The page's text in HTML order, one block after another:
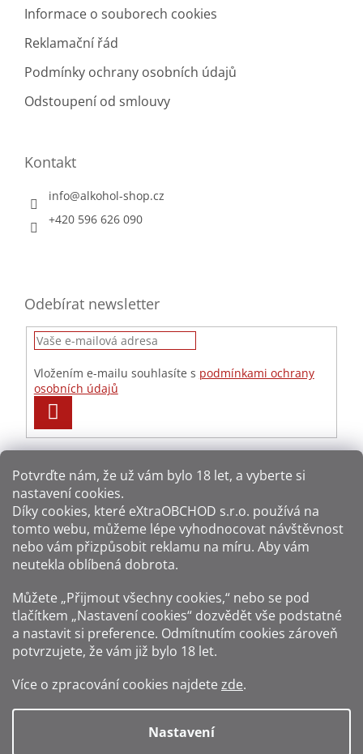
Potvrďte nám​​, že už vám bylo 18 let, a vyberte si
nastavení cookies.
Díky cookies, které eXtraOBCHOD s.r.o. používá na
tomto webu, můžeme lépe vyhodnocovat návštěvnost
nebo vám přizpůsobit reklamu na míru. Aby vám
neutekla oblíbená dobrota.
Můžete „Přijmout všechny cookies,“ nebo se pod
tlačítkem „Nastavení cookies“ dozvědět vše podstatné
a nastavit si preference. Odmítnutím cookies zároveň
potvrzujete, že vám již bylo 18 let.
Více o zpracování cookies najdete zde.
Nastavení
Informace o souborech cookies
Reklamační řád
Podmínky ochrany osobních údajů
Odstoupení od smlouvy
Kontakt
info@alkohol-shop.cz
+420 596 626 090
Odebírat newsletter
Vložením e-mailu souhlasíte s podmínkami ochrany
osobních údajů
SE
Způsoby dopravy:
Zákaz prodeje alkoholu osobám mladším 18 let.